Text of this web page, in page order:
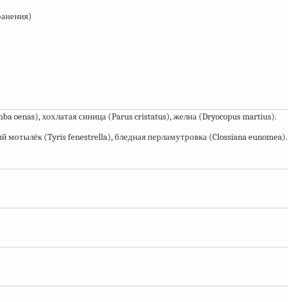
oenas), хохлатая синица (Parus cristatus), желна (Dryocopus martius).
мотылёк (Tyris fenestrella), бледная перламутровка (Clossiana eunomea).